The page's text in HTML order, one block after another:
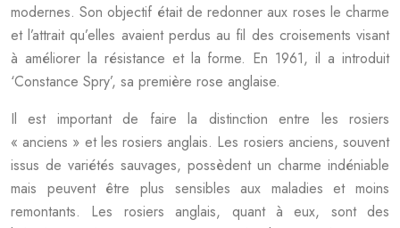
modernes. Son objectif était de redonner aux roses le charme
et l’attrait qu’elles avaient perdus au fil des croisements visant
à améliorer la résistance et la forme. En 1961, il a introduit
‘Constance Spry’, sa première rose anglaise.
Il est important de faire la distinction entre les rosiers
« anciens » et les rosiers anglais. Les rosiers anciens, souvent
issus de variétés sauvages, possèdent un charme indéniable
mais peuvent être plus sensibles aux maladies et moins
remontants. Les rosiers anglais, quant à eux, sont des